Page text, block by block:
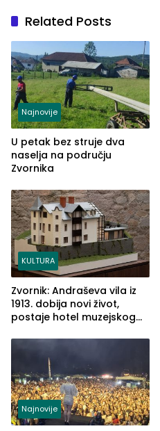
Related Posts
Najnovije
U petak bez struje dva
naselja na području
Zvornika
KULTURA
Zvornik: Andraševa vila iz
1913. dobija novi život,
postaje hotel muzejskog
Najnovije